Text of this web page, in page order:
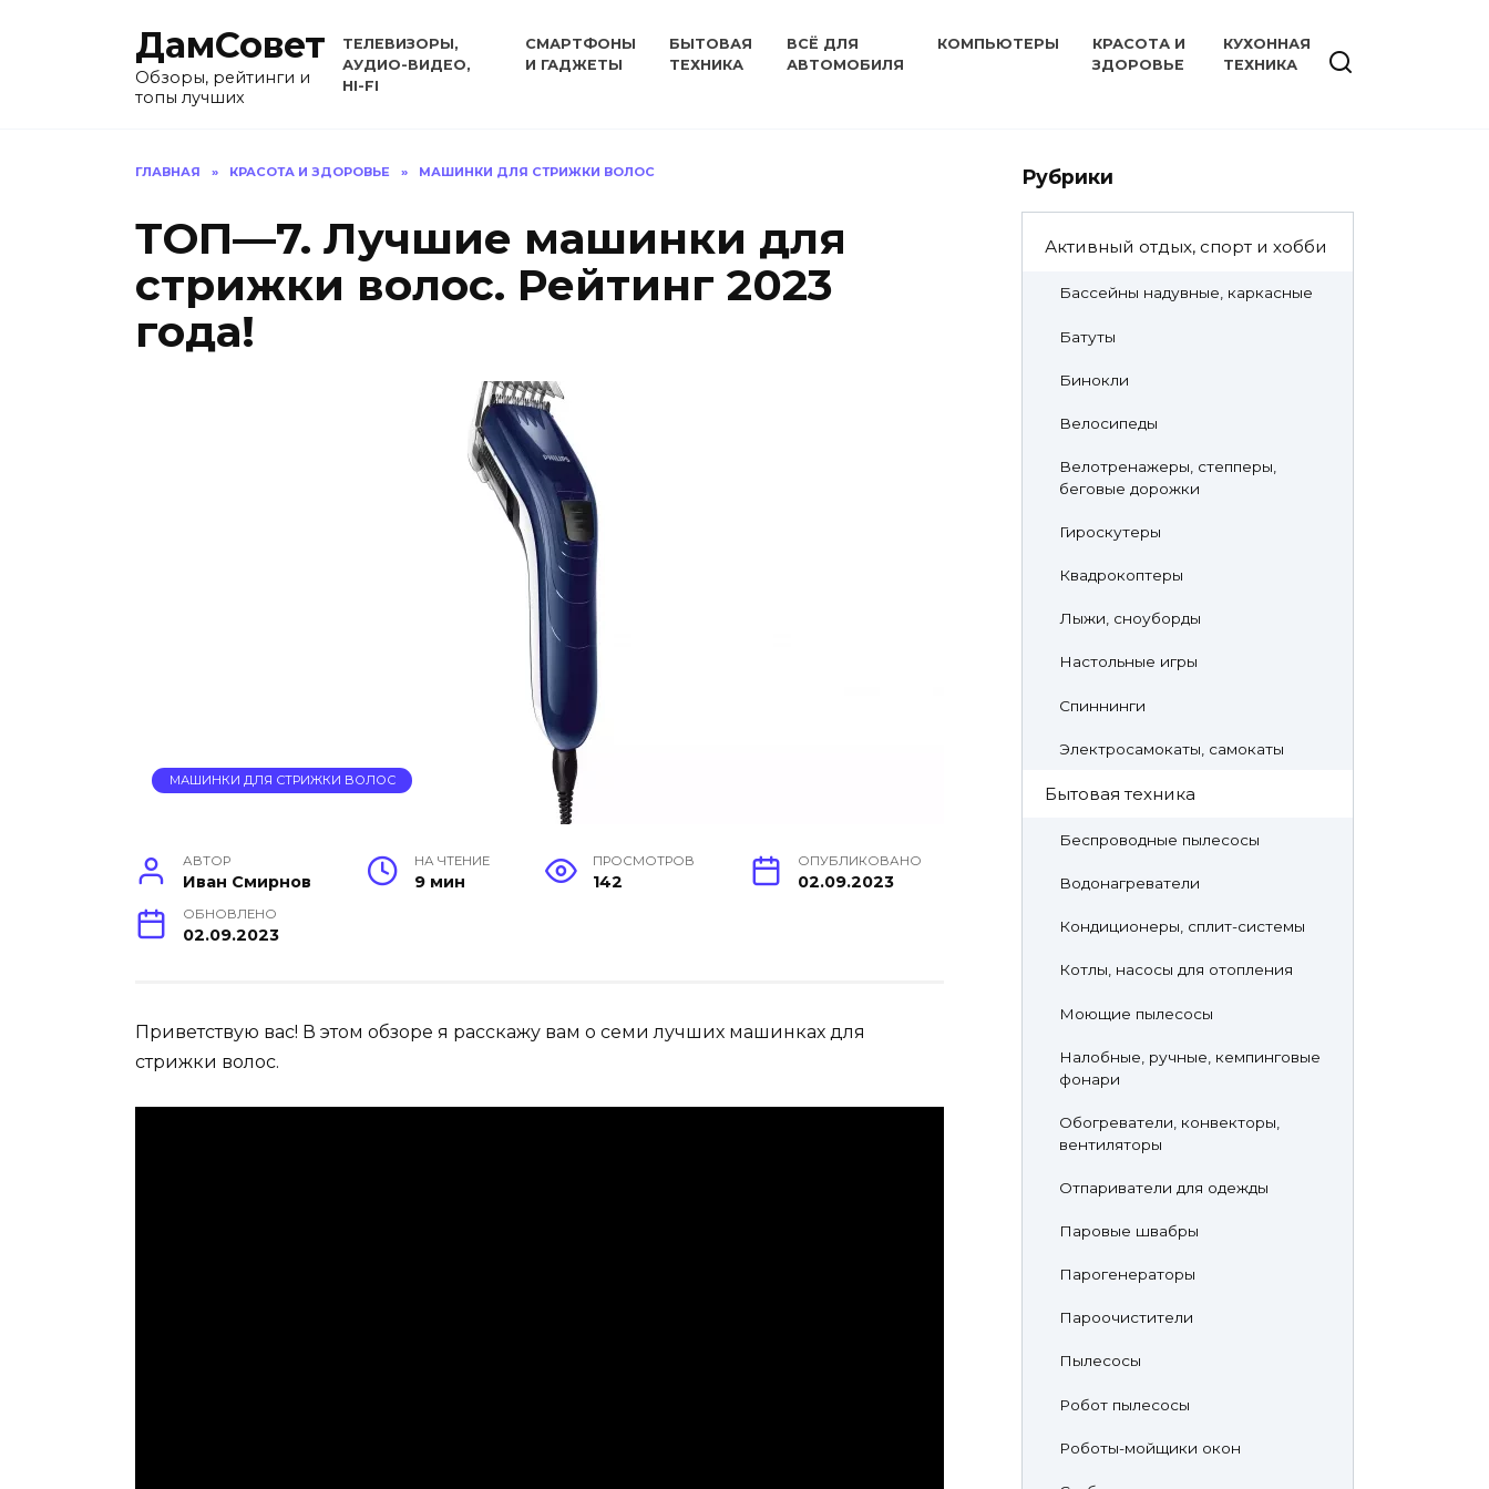
ДамСовет
Обзоры, рейтинги и
топы лучших
ТЕЛЕВИЗОРЫ,
АУДИО-ВИДЕО,
HI-FI
СМАРТФОНЫ
И ГАДЖЕТЫ
БЫТОВАЯ
ТЕХНИКА
ВСЁ ДЛЯ
АВТОМОБИЛЯ
КОМПЬЮТЕРЫ
КРАСОТА И
ЗДОРОВЬЕ
КУХОННАЯ
ТЕХНИКА
ГЛАВНАЯ » КРАСОТА И ЗДОРОВЬЕ » МАШИНКИ ДЛЯ СТРИЖКИ ВОЛОС
ТОП—7. Лучшие машинки для
стрижки волос. Рейтинг 2023
года!
МАШИНКИ ДЛЯ СТРИЖКИ ВОЛОС
АВТОР
Иван Смирнов
НА ЧТЕНИЕ
9 мин
ПРОСМОТРОВ
142
ОПУБЛИКОВАНО
02.09.2023
ОБНОВЛЕНО
02.09.2023
Приветствую вас! В этом обзоре я расскажу вам о семи лучших машинках для
стрижки волос.
Рубрики
Активный отдых, спорт и хобби
Бассейны надувные, каркасные
Батуты
Бинокли
Велосипеды
Велотренажеры, степперы,
беговые дорожки
Гироскутеры
Квадрокоптеры
Лыжи, сноуборды
Настольные игры
Спиннинги
Электросамокаты, самокаты
Бытовая техника
Беспроводные пылесосы
Водонагреватели
Кондиционеры, сплит-системы
Котлы, насосы для отопления
Моющие пылесосы
Налобные, ручные, кемпинговые
фонари
Обогреватели, конвекторы,
вентиляторы
Отпариватели для одежды
Паровые швабры
Парогенераторы
Пароочистители
Пылесосы
Робот пылесосы
Роботы-мойщики окон